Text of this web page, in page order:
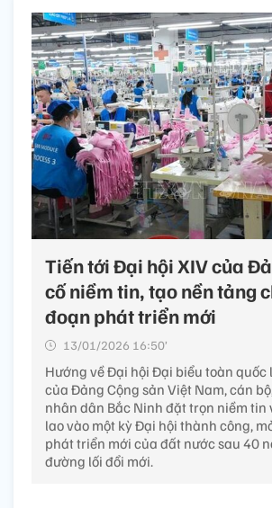
Tiến tới Đại hội XIV của
cố niềm tin, tạo nền tảng
đoạn phát triển mới
13/01/2026 16:50’
Hướng về Đại hội Đại biểu toàn quốc
của Đảng Cộng sản Việt Nam, cán
nhân dân Bắc Ninh đặt trọn niềm tin
lao vào một kỳ Đại hội thành công,
phát triển mới của đất nước sau 40
đường lối đổi mới.